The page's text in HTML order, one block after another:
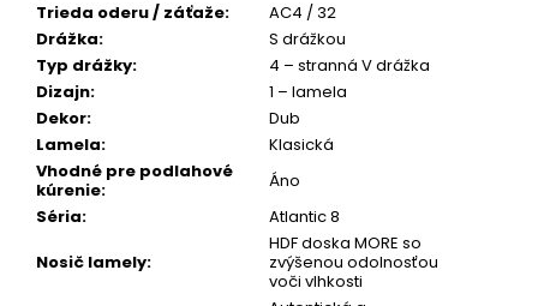
Trieda oderu / záťaže:
AC4 / 32
Drážka:
S drážkou
Typ drážky:
4 – stranná V drážka
Dizajn:
1 – lamela
Dekor:
Dub
Lamela:
Klasická
Vhodné pre podlahové
kúrenie:
Áno
Séria:
Atlantic 8
Nosič lamely:
HDF doska MORE so
zvýšenou odolnosťou
voči vlhkosti